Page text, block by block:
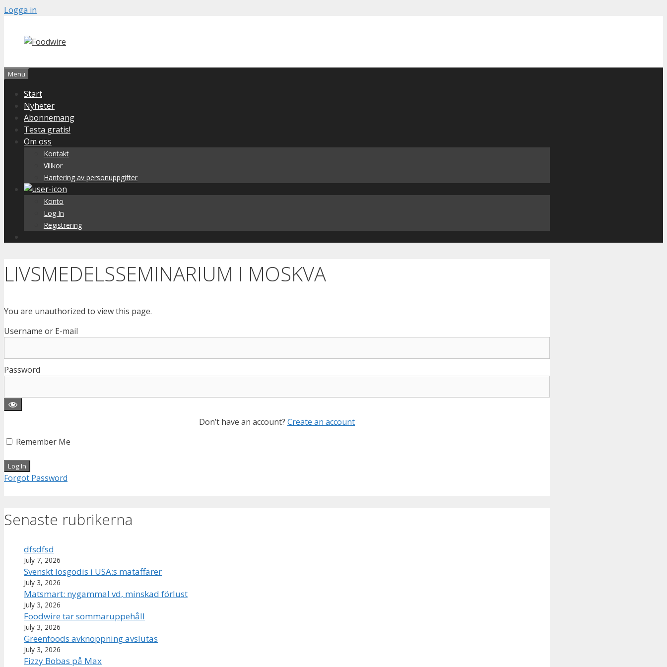
Skip
content
Logga in
Menu
Start
Nyheter
Abonnemang
Testa gratis!
Om oss
Kontakt
Villkor
Hantering av personuppgifter
Konto
Log In
Registrering
LIVSMEDELSSEMINARIUM I MOSKVA
You are unauthorized to view this page.
Username or E-mail
Password
Don’t have an account? Create an account
Remember Me
Forgot Password
Senaste rubrikerna
dfsdfsd
July 7, 2026
Svenskt lösgodis i USA:s mataffärer
July 3, 2026
Matsmart: nygammal vd, minskad förlust
July 3, 2026
Foodwire tar sommaruppehåll
July 3, 2026
Greenfoods avknoppning avslutas
July 3, 2026
Fizzy Bobas på Max